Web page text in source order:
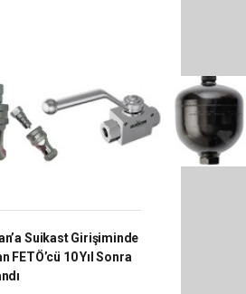
Suikast Girişiminde
FETÖ’cü 10 Yıl Sonra